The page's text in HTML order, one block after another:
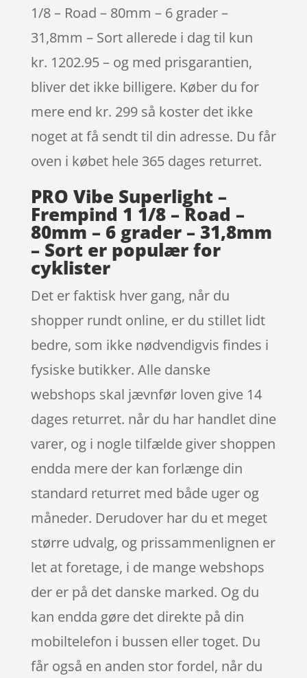
1/8 – Road – 80mm – 6 grader –
31,8mm – Sort allerede i dag til kun
kr. 1202.95 – og med prisgarantien,
bliver det ikke billigere. Køber du for
mere end kr. 299 så koster det ikke
noget at få sendt til din adresse. Du får
oven i købet hele 365 dages returret.
PRO Vibe Superlight –
Frempind 1 1/8 – Road –
80mm – 6 grader – 31,8mm
– Sort er populær for
cyklister
Det er faktisk hver gang, når du
shopper rundt online, er du stillet lidt
bedre, som ikke nødvendigvis findes i
fysiske butikker. Alle danske
webshops skal jævnfør loven give 14
dages returret. når du har handlet dine
varer, og i nogle tilfælde giver shoppen
endda mere der kan forlænge din
standard returret med både uger og
måneder. Derudover har du et meget
større udvalg, og prissammenlignen er
let at foretage, i de mange webshops
der er på det danske marked. Og du
kan endda gøre det direkte på din
mobiltelefon i bussen eller toget. Du
får også en anden stor fordel, når du